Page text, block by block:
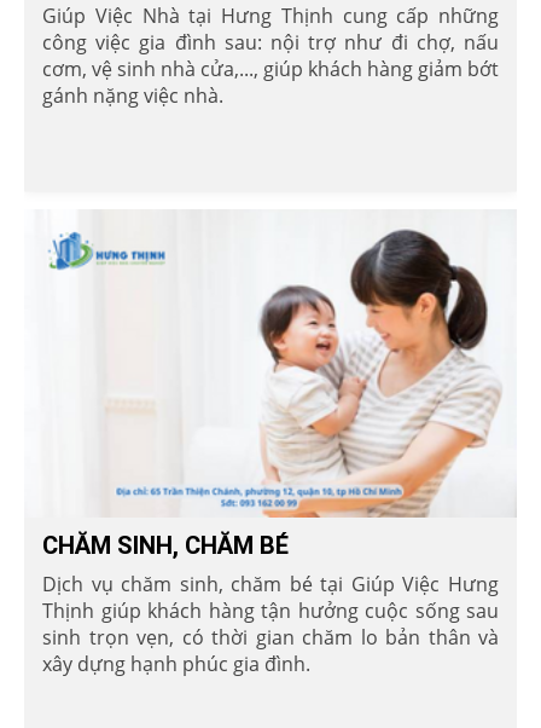
Giúp Việc Nhà tại Hưng Thịnh cung cấp những
công việc gia đình sau: nội trợ như đi chợ, nấu
cơm, vệ sinh nhà cửa,..., giúp khách hàng giảm bớt
gánh nặng việc nhà.
CHĂM SINH, CHĂM BÉ
Dịch vụ chăm sinh, chăm bé tại Giúp Việc Hưng
Thịnh giúp khách hàng tận hưởng cuộc sống sau
sinh trọn vẹn, có thời gian chăm lo bản thân và
xây dựng hạnh phúc gia đình.